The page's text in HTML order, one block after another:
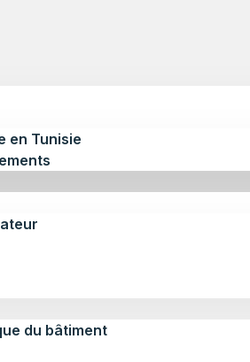
en Tunisie
du bâtiment